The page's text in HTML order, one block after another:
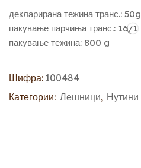
декларирана тежина транс.: 50g
пакување парчиња транс.: 16/1
пакување тежина: 800 g
Шифра: 100484
Категории: Лешници, Нутини